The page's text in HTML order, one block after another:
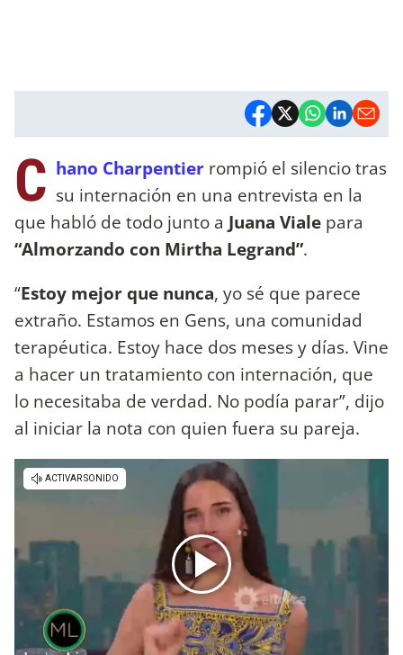
C hano Charpentier rompió el silencio tras
su internación en una entrevista en la
que habló de todo junto a Juana Viale para
“Almorzando con Mirtha Legrand”.
“Estoy mejor que nunca, yo sé que parece
extraño. Estamos en Gens, una comunidad
terapéutica. Estoy hace dos meses y días. Vine
a hacer un tratamiento con internación, que
lo necesitaba de verdad. No podía parar”, dijo
al iniciar la nota con quien fuera su pareja.